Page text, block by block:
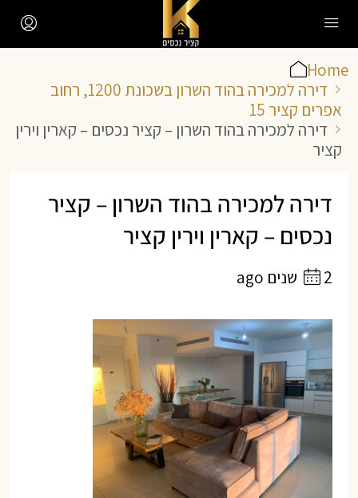
Home
דירה למכירה בהוד השרון בשכונת 1200, רחוב
אפרים קציר 15
דירה למכירה בהוד השרון – קציר נכסים – קארין וירין
קציר
דירה למכירה בהוד השרון – קציר
נכסים – קארין וירין קציר
2 שנים ago